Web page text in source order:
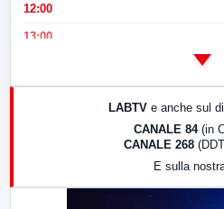
12:00
13:00
LABTV e anche sul
CANALE 84 (in
CANALE 268
E sulla